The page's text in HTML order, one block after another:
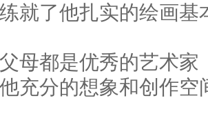
就了他扎实的绘画基
母都是优秀的艺术
充分的想象和创作